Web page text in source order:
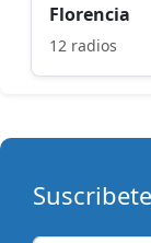
Florencia
12 radios